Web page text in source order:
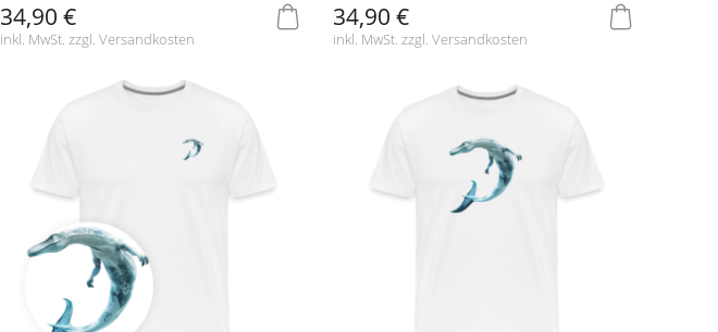
34,90 €
inkl. MwSt. zzgl. Versandkosten
34,90 €
inkl. MwSt. zzgl. Versandkosten